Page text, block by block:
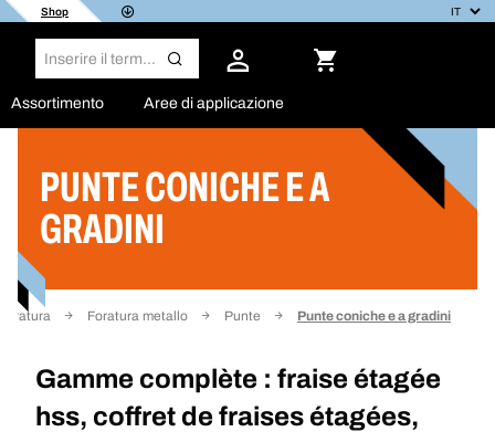
Shop
Assortimento Aree di applicazione
PUNTE CONICHE E A
GRADINI
Foratura Foratura metallo Punte Punte coniche e a gradini
Gamme complète : fraise étagée
hss, coffret de fraises étagées,
Filtro